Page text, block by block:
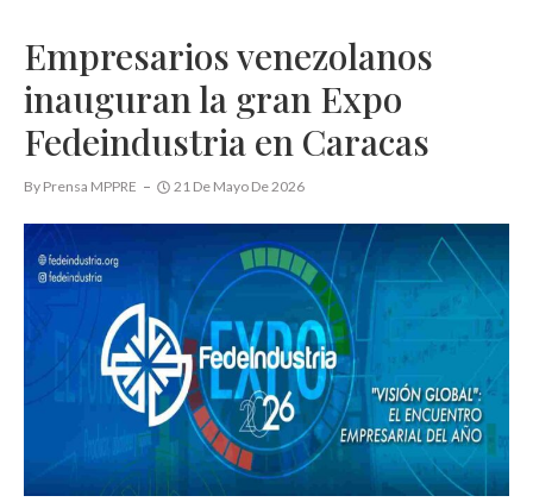
Empresarios venezolanos
inauguran la gran Expo
Fedeindustria en Caracas
By Prensa MPPRE 21 De Mayo De 2026